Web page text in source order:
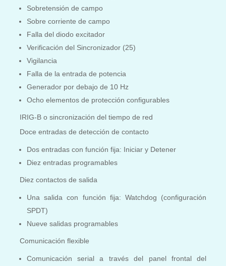
Sobretensión de campo
Sobre corriente de campo
Falla del diodo excitador
Verificación del Sincronizador (25)
Vigilancia
Falla de la entrada de potencia
Generador por debajo de 10 Hz
Ocho elementos de protección configurables
IRIG-B o sincronización del tiempo de red
Doce entradas de detección de contacto
Dos entradas con función fija: Iniciar y Detener
Diez entradas programables
Diez contactos de salida
Una salida con función fija: Watchdog (configuración
SPDT)
Nueve salidas programables
Comunicación flexible
Comunicación serial a través del panel frontal del